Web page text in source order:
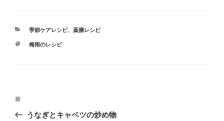
カ
ゴ
季節ケアレシピ、 薬膳レシピ
タ
梅雨のレシピ
投
前
の
前
うなぎとキャベツの炒め物